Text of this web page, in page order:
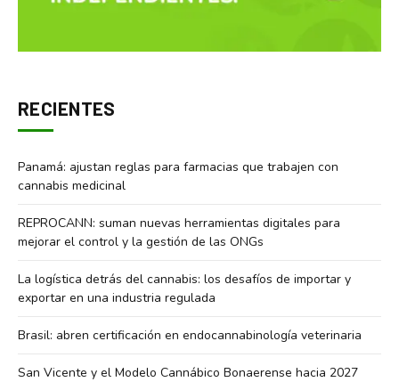
RECIENTES
Panamá: ajustan reglas para farmacias que trabajen con
cannabis medicinal
REPROCANN: suman nuevas herramientas digitales para
mejorar el control y la gestión de las ONGs
La logística detrás del cannabis: los desafíos de importar y
exportar en una industria regulada
Brasil: abren certificación en endocannabinología veterinaria
San Vicente y el Modelo Cannábico Bonaerense hacia 2027